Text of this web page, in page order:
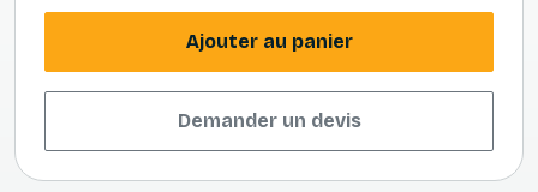
Ajouter au panier
Demander un devis